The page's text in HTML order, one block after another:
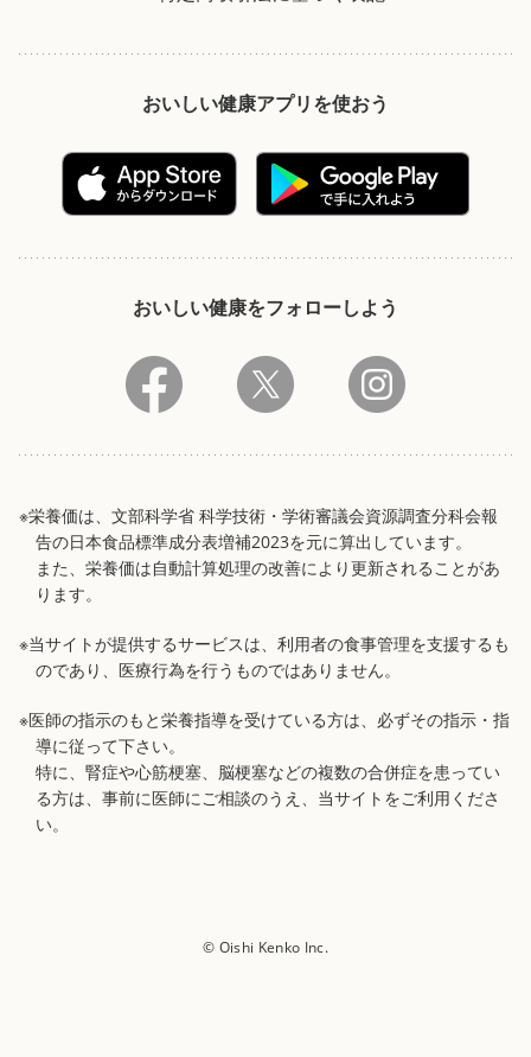
おいしい健康アプリを使おう
おいしい健康をフォローしよう
※栄養価は、文部科学省 科学技術・学術審議会資源調査分科会報
告の日本食品標準成分表増補2023を元に算出しています。
また、栄養価は自動計算処理の改善により更新されることがあ
ります。
※当サイトが提供するサービスは、利用者の食事管理を支援するも
のであり、医療行為を行うものではありません。
※医師の指示のもと栄養指導を受けている方は、必ずその指示・指
導に従って下さい。
特に、腎症や心筋梗塞、脳梗塞などの複数の合併症を患ってい
る方は、事前に医師にご相談のうえ、当サイトをご利用くださ
い。
© Oishi Kenko Inc.